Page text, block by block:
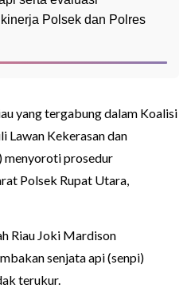
Polsek dan Polres
yang tergabung dalam Koalisi
Lawan Kekerasan dan
menyoroti prosedur
Polsek Rupat Utara,
Riau Joki Mardison
senjata api (senpi)
terukur.